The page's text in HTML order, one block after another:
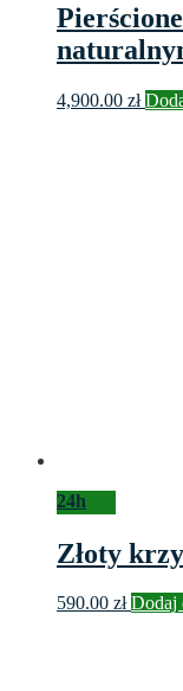
4,900.00 zł
24h
Złoty
590.00 zł Dodaj